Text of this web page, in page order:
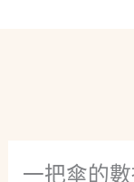
一把傘的